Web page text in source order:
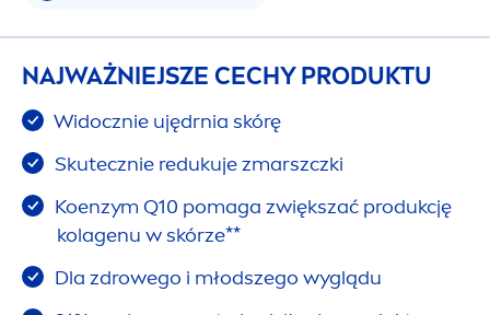
NAJWAŻNIEJSZE CECHY PRODUKTU
Widocznie ujędrnia skórę
Skutecznie redukuje zmarszczki
Koenzym Q10 pomaga zwiększać produkcję
kolagenu w skórze**
Dla zdrowego i młodszego wyglądu